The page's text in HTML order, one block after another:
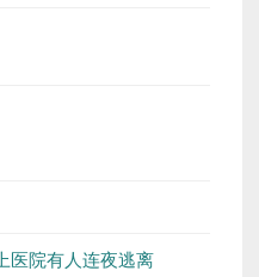
医院有人连夜逃离